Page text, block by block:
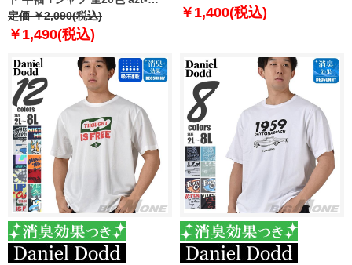
2202pt1
定価 ￥2,090(税込)
￥1,490(税込)
￥1,400(税込)